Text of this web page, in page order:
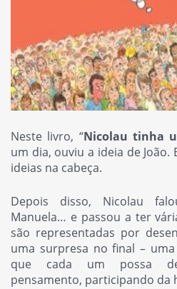
Neste livro, “Nicolau tinha
um dia, ouviu a ideia de
ideias na cabeça.
Depois disso, Nicolau
Manuela… e passou a ter
são representadas por
uma surpresa no final –
que cada um possa
pensamento, participando da